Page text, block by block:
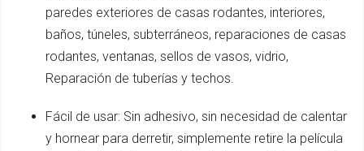
paredes exteriores de casas rodantes, interiores,
baños, túneles, subterráneos, reparaciones de casas
rodantes, ventanas, sellos de vasos, vidrio,
Reparación de tuberías y techos.
Fácil de usar: Sin adhesivo, sin necesidad de calentar
y hornear para derretir, simplemente retire la película